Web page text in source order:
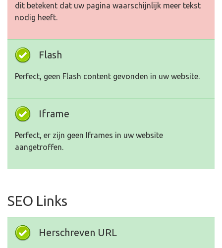
dit betekent dat uw pagina waarschijnlijk meer tekst
nodig heeft.
Flash
Perfect, geen Flash content gevonden in uw website.
Iframe
Perfect, er zijn geen Iframes in uw website
aangetroffen.
SEO Links
Herschreven URL